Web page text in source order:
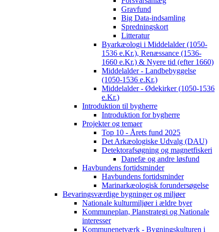
Gravfund
Big Data-indsamling
Spredningskort
Litteratur
Byarkæologi i Middelalder (1050-
1536 e.Kr.), Renæssance (1536-
1660 e.Kr.) & Nyere tid (efter 1660)
Middelalder - Landbebyggelse
(1050-1536 e.Kr.)
Middelalder - Ødekirker (1050-1536
e.Kr.)
Introduktion til bygherre
Introduktion for bygherre
Projekter og temaer
Top 10 - Årets fund 2025
Det Arkæologiske Udvalg (DAU)
Detektorafsøgning og magnetfiskeri
Danefæ og andre løsfund
Havbundens fortidsminder
Havbundens fortidsminder
Marinarkæologisk forundersøgelse
Bevaringsværdige bygninger og miljøer
Nationale kulturmiljøer i ældre byer
Kommuneplan, Planstrategi og Nationale
interesser
Kommunenetværk - Bygningskulturen i